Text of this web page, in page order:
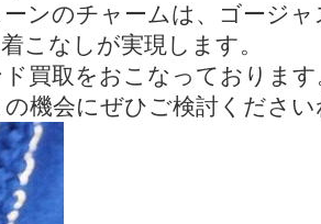
ンのチャームは、ゴージ
こなしが実現します。
買取をおこなっておりま
機会にぜひご検討ください